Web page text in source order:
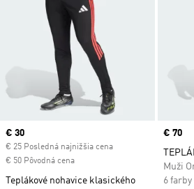
Current price
€ 30
€ 25 Posledná najnižšia cena
€ 50 Pôvodná cena
Teplákové nohavice klasického
Price
€ 70
Muži
6 farby